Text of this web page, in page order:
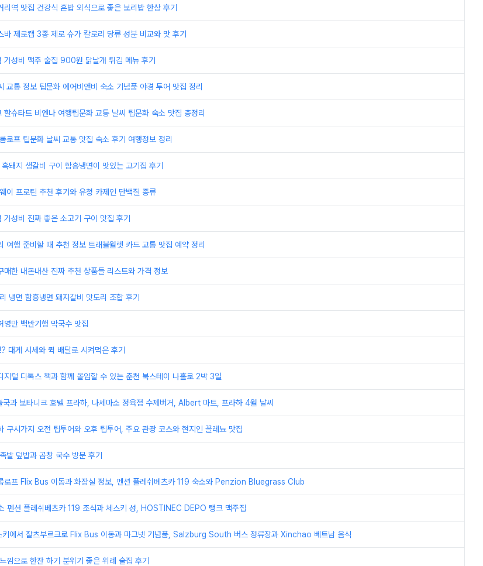
역 맛집 건강식 혼밥 외식으로 좋은 보리밥 한상 후기
제로캡 3종 제로 슈가 칼로리 당류 성분 비교와 맛 후기
가성비 맥주 술집 900원 닭날개 튀김 메뉴 후기
교통 정보 팁문화 에어비앤비 숙소 기념품 야경 투어 맛집 정리
슈타트 비엔나 여행팁문화 교통 날씨 팁문화 숙소 맛집 총정리
로프 팁문화 날씨 교통 맛집 숙소 후기 여행정보 정리
돼지 생갈비 구이 함흥냉면이 맛있는 고기집 후기
프로틴 추천 후기와 유청 카제인 단백질 종류
성비 진짜 좋은 소고기 구이 맛집 후기
여행 준비할 때 추천 정보 트래블월렛 카드 교통 맛집 예약 정리
매한 내돈내산 진짜 추천 상품들 리스트와 가격 정보
냉면 함흥냉면 돼지갈비 맛도리 조합 후기
만 백반기행 막국수 맛집
대게 시세와 퀵 배달로 시켜먹은 후기
지털 디톡스 책과 함께 몰입할 수 있는 춘천 북스테이 나홀로 2박 3일
국과 보타니크 호텔 프라하, 나세마소 정육점 수제버거, Albert 마트, 프라하 4월 날씨
구시가지 오전 팁투어와 오후 팁투어, 주요 관광 코스와 현지인 꼴레뇨 맛집
발 덮밥과 곱창 국수 방문 후기
로프 Flix Bus 이동과 화장실 정보, 펜션 플레쉬베츠카 119 숙소와 Penzion Bluegrass Club
펜션 플레쉬베츠카 119 조식과 체스키 성, HOSTINEC DEPO 탱크 맥주집
키에서 잘츠부르크로 Flix Bus 이동과 마그넷 기념품, Salzburg South 버스 정류장과 Xinchao 베트남 음식
낌으로 한잔 하기 분위기 좋은 위례 술집 후기